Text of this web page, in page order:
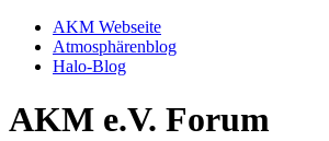
AKM Webseite
Atmosphärenblog
Halo-Blog
AKM e.V. Forum